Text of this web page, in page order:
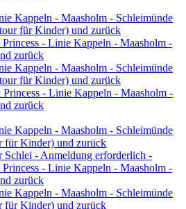
Kappeln - Maasholm - Schleimünde
für Kinder) und zurück
- Linie Kappeln - Maasholm -
zurück
Kappeln - Maasholm - Schleimünde
für Kinder) und zurück
- Linie Kappeln - Maasholm -
zurück
Kappeln - Maasholm - Schleimünde
für Kinder) und zurück
Schlei - Anmeldung erforderlich -
- Linie Kappeln - Maasholm -
zurück
Kappeln - Maasholm - Schleimünde
für Kinder) und zurück